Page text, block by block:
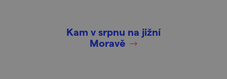
Kam v srpnu na jižní
Moravě